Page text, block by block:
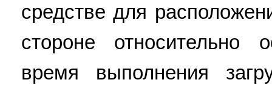
средстве для
стороне относительно
время выполнения